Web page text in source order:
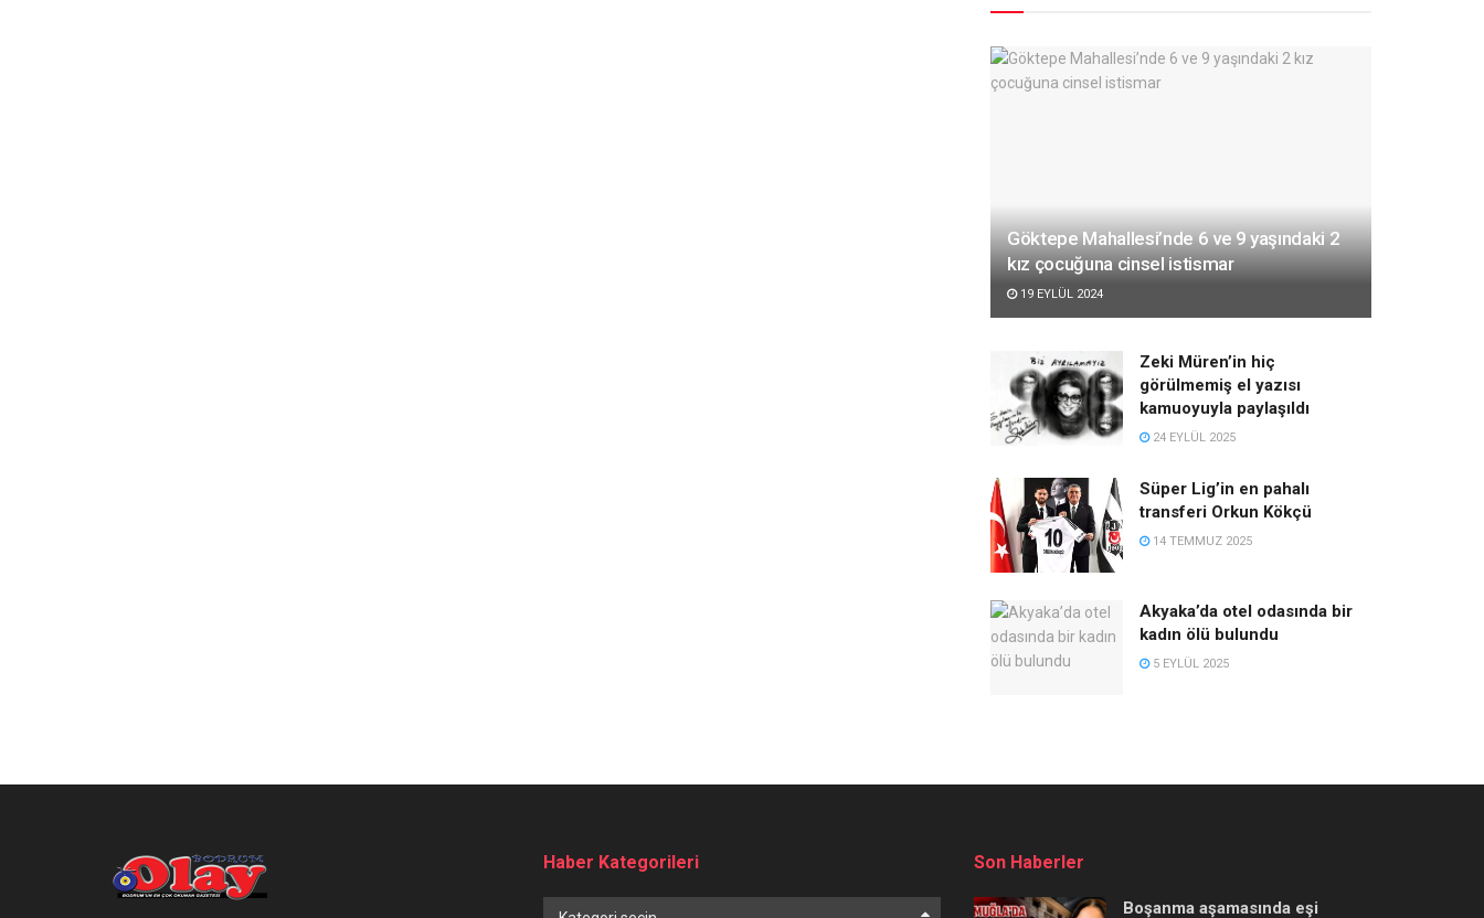
Göktepe Mahallesi’nde 6 ve 9 yaşındaki 2
kız çocuğuna cinsel istismar
19 EYLÜL 2024
Zeki Müren’in hiç
görülmemiş el yazısı
kamuoyuyla paylaşıldı
24 EYLÜL 2025
Süper Lig’in en pahalı
transferi Orkun Kökçü
14 TEMMUZ 2025
Akyaka’da otel odasında bir
kadın ölü bulundu
5 EYLÜL 2025
Haber Kategorileri
Haber
Son Haberler
Boşanma aşamasında eşi